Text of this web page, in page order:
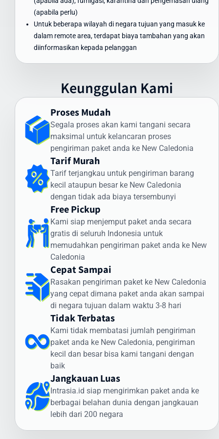
Waktu Pengiriman Paket ke New Caledonia
yang Dapat Diandalkan
Waktu pengiriman paket ke New Caledonia menjadi perhatian
utama bagi banyak pengirim. Intrasia.id menawarkan estimasi
waktu pengiriman yang dapat diandalkan:
Pengiriman Standard (udara): 5-7 hari kerja
Faktor yang memengaruhi waktu pengiriman meliputi:
Proses pemeriksaan bea cukai di Indonesia dan New Caledonia
Kondisi cuaca dan faktor operasional
Ketersediaan transportasi di negara tujuan
Kejelasan dan kelengkapan alamat penerima
Intrasia.id memiliki sistem pelacakan canggih yang memungkinkan
Anda memantau status pengiriman secara real-time. Dengan
begitu, Anda selalu mendapatkan informasi terkini mengenai posisi
dan status paket Anda selama perjalanan ke New Caledonia.
Cara Kirim Dokumen ke New Caledonia
dengan Aman
Pengiriman dokumen internasional membutuhkan penanganan
khusus. Intrasia.id menawarkan layanan khusus untuk cara kirim
dokumen ke New Caledonia yang aman dan terjamin:
Jenis Dokumen yang Sering Dikirim ke New
Dokumen legal dan kontrak bisnis
Sertifikat dan dokumen akademik
Dokumen imigrasi dan visa
Dokumen perbankan dan keuangan
Dokumen teknis dan spesifikasi produk
Keunggulan Layanan Dokumen Intrasia.id:
Pelacakan end-to-end
(apabila perlu)
Untuk beberapa wilayah di negara tujuan yang masuk ke
dalam remote area, terdapat biaya tambahan yang akan
diinformasikan kepada pelanggan
Keunggulan Kami
Proses Mudah
Segala proses akan kami tangani secara
maksimal untuk kelancaran proses
pengiriman paket anda ke New Caledonia
Tarif Murah
Tarif terjangkau untuk pengiriman barang
kecil ataupun besar ke New Caledonia
dengan tidak ada biaya tersembunyi
Free Pickup
Kami siap menjemput paket anda secara
gratis di seluruh Indonesia untuk
memudahkan pengiriman paket anda ke New
Caledonia
Cepat Sampai
Rasakan pengiriman paket ke New Caledonia
yang cepat dimana paket anda akan sampai
di negara tujuan dalam waktu 3-8 hari
Tidak Terbatas
Kami tidak membatasi jumlah pengiriman
paket anda ke New Caledonia, pengiriman
kecil dan besar bisa kami tangani dengan
baik
Jangkauan Luas
Intrasia.id siap mengirimkan paket anda ke
berbagai belahan dunia dengan jangkauan
lebih dari 200 negara